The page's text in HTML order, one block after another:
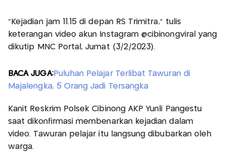
"Kejadian jam 11.15 di depan RS Trimitra," tulis
keterangan video akun Instagram @cibinongviral yang
dikutip MNC Portal, Jumat (3/2/2023).
BACA JUGA:Puluhan Pelajar Terlibat Tawuran di
Majalengka, 5 Orang Jadi Tersangka
Kanit Reskrim Polsek Cibinong AKP Yunli Pangestu
saat dikonfirmasi membenarkan kejadian dalam
video. Tawuran pelajar itu langsung dibubarkan oleh
warga.